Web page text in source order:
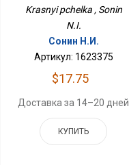
Krasnyi pchelka , Sonin
N.I.
Сонин Н.И.
Артикул: 1623375
$17.75
Доставка за 14–20 дней
КУПИТЬ